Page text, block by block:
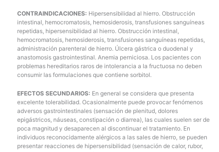
CONTRAINDICACIONES: Hipersensibilidad al hierro. Obstrucción
intestinal, hemocromatosis, hemosiderosis, transfusiones sanguíneas
repetidas, hipersensibilidad al hierro. Obstrucción intestinal,
hemocromatosis, hemosiderosis, transfusiones sanguíneas repetidas,
administración parenteral de hierro. Úlcera gástrica o duodenal y
anastomosis gastrointestinal. Anemia perniciosa. Los pacientes con
problemas hereditarios raros de intolerancia a la fructuosa no deben
consumir las formulaciones que contiene sorbitol.
EFECTOS SECUNDARIOS: En general se considera que presenta
excelente tolerabilidad. Ocasionalmente puede provocar fenómenos
adversos gastrointestinales (sensación de plenitud, dolores
epigástricos, náuseas, constipación o diarrea), las cuales suelen ser de
poca magnitud y desaparecen al discontinuar el tratamiento. En
individuos reconocidamente alérgicos a las sales de hierro, se pueden
presentar reacciones de hipersensibilidad (sensación de calor, rubor,